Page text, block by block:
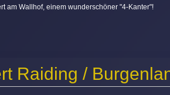
am Wallhof, einem wunderschöner "4-Kanter"!
Raiding /